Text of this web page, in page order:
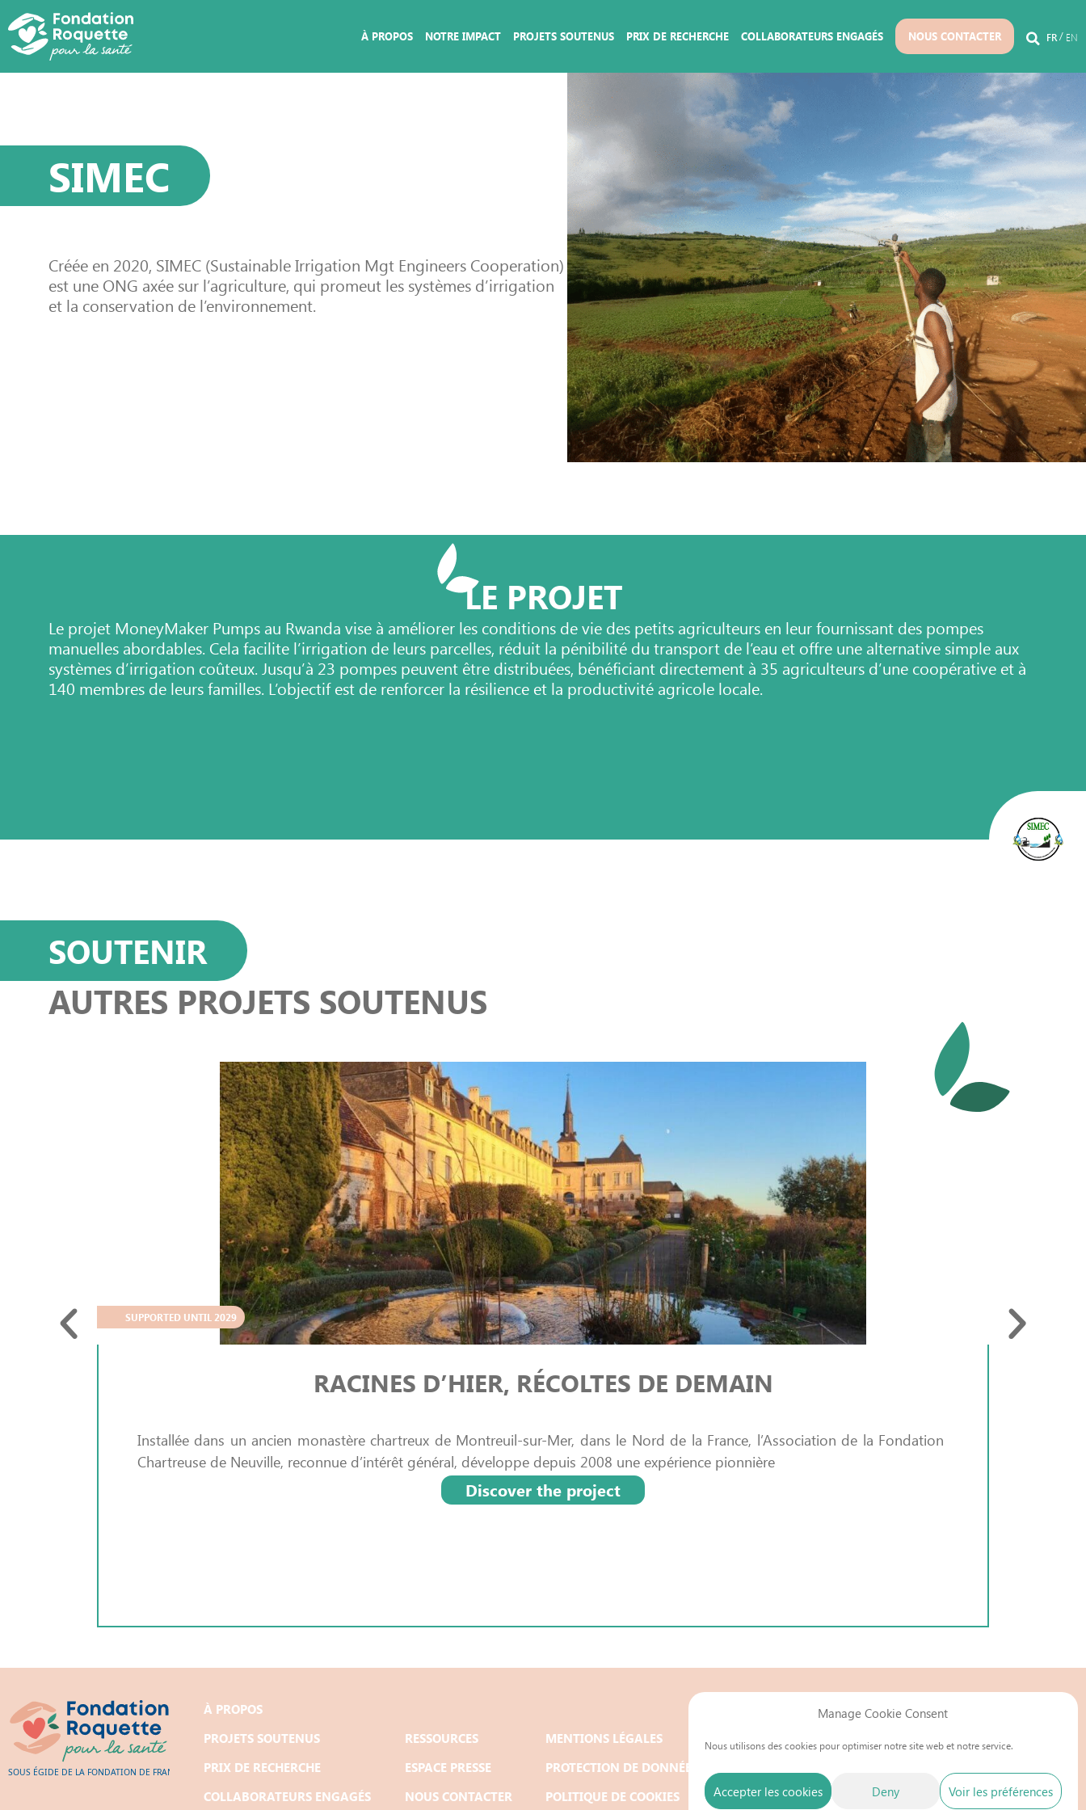
Manage Cookie Consent
Nous utilisons des cookies pour optimiser notre site web et notre service.
Accepter les cookies Deny Voir les préférences
À PROPOS NOTRE IMPACT PROJETS SOUTENUS PRIX DE RECHERCHE COLLABORATEURS ENGAGÉS NOUS CONTACTER FR EN
SIMEC
Créée en 2020, SIMEC (Sustainable Irrigation Mgt Engineers Cooperation)
est une ONG axée sur l’agriculture, qui promeut les systèmes d’irrigation
et la conservation de l’environnement.
LE PROJET
Le projet MoneyMaker Pumps au Rwanda vise à améliorer les conditions de vie des petits agriculteurs en leur fournissant des pompes
manuelles abordables. Cela facilite l’irrigation de leurs parcelles, réduit la pénibilité du transport de l’eau et offre une alternative simple aux
systèmes d’irrigation coûteux. Jusqu’à 23 pompes peuvent être distribuées, bénéficiant directement à 35 agriculteurs d’une coopérative et à
140 membres de leurs familles. L’objectif est de renforcer la résilience et la productivité agricole locale.
SOUTENIR
AUTRES PROJETS SOUTENUS
SUPPORTED UNTIL 2029
RACINES D’HIER, RÉCOLTES DE DEMAIN
Installée dans un ancien monastère chartreux de Montreuil-sur-Mer, dans le Nord de la France, l’Association de la Fondation
Chartreuse de Neuville, reconnue d’intérêt général, développe depuis 2008 une expérience pionnière
Discover the project
À PROPOS
PROJETS SOUTENUS
PRIX DE RECHERCHE
COLLABORATEURS ENGAGÉS
RESSOURCES
ESPACE PRESSE
NOUS CONTACTER
MENTIONS LÉGALES
PROTECTION DE DONNÉES
POLITIQUE DE COOKIES
Des questions ?
fondation@roquette.com
www.roquette.com